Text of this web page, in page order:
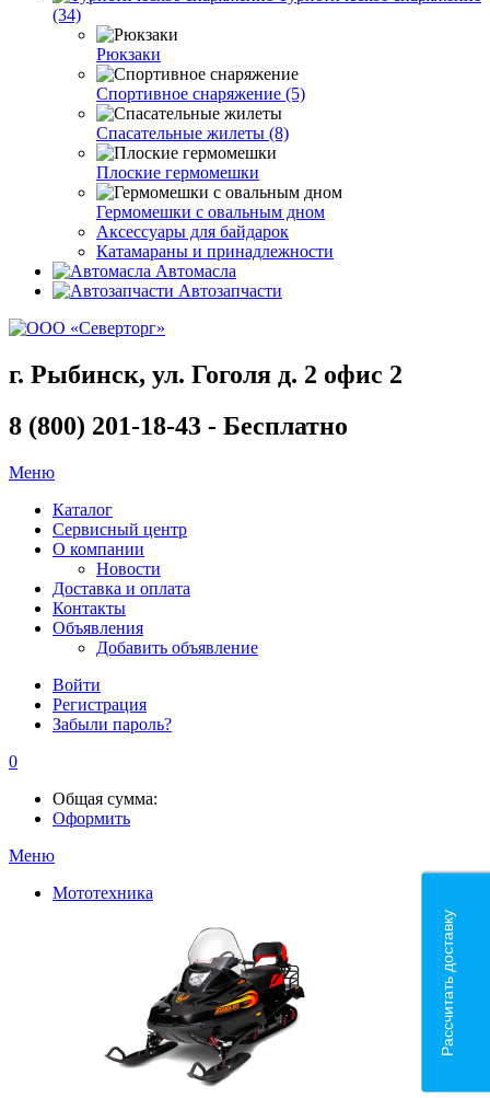
(34)
Рюкзаки
Спортивное снаряжение (5)
Спасательные жилеты (8)
Плоские гермомешки
Гермомешки с овальным дном
Аксессуары для байдарок
Катамараны и принадлежности
Автомасла
Автозапчасти
г. Рыбинск, ул. Гоголя д. 2 офис 2
8 (800) 201-18-43 - Бесплатно
Меню
Каталог
Сервисный центр
О компании
Новости
Доставка и оплата
Контакты
Объявления
Добавить объявление
Войти
Регистрация
Забыли пароль?
0
Общая сумма:
Оформить
Меню
Мототехника
Рассчитать доставку